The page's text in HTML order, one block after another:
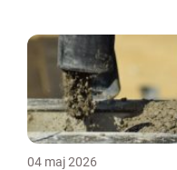
04 maj 2026